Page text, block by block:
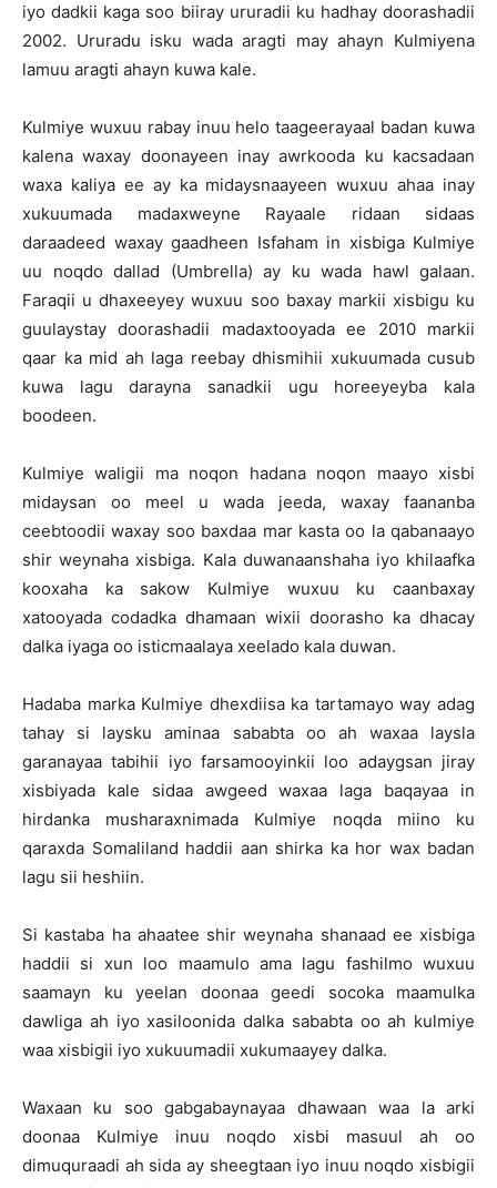
iyo dadkii kaga soo biiray ururadii ku hadhay doorashadii
2002. Ururadu isku wada aragti may ahayn Kulmiyena
lamuu aragti ahayn kuwa kale.
Kulmiye wuxuu rabay inuu helo taageerayaal badan kuwa
kalena waxay doonayeen inay awrkooda ku kacsadaan
waxa kaliya ee ay ka midaysnaayeen wuxuu ahaa inay
xukuumada madaxweyne Rayaale ridaan sidaas
daraadeed waxay gaadheen Isfaham in xisbiga Kulmiye
uu noqdo dallad (Umbrella) ay ku wada hawl galaan.
Faraqii u dhaxeeyey wuxuu soo baxay markii xisbigu ku
guulaystay doorashadii madaxtooyada ee 2010 markii
qaar ka mid ah laga reebay dhismihii xukuumada cusub
kuwa lagu darayna sanadkii ugu horeeyeyba kala
boodeen.
Kulmiye waligii ma noqon hadana noqon maayo xisbi
midaysan oo meel u wada jeeda, waxay faananba
ceebtoodii waxay soo baxdaa mar kasta oo la qabanaayo
shir weynaha xisbiga. Kala duwanaanshaha iyo khilaafka
kooxaha ka sakow Kulmiye wuxuu ku caanbaxay
xatooyada codadka dhamaan wixii doorasho ka dhacay
dalka iyaga oo isticmaalaya xeelado kala duwan.
Hadaba marka Kulmiye dhexdiisa ka tartamayo way adag
tahay si laysku aminaa sababta oo ah waxaa laysla
garanayaa tabihii iyo farsamooyinkii loo adaygsan jiray
xisbiyada kale sidaa awgeed waxaa laga baqayaa in
hirdanka musharaxnimada Kulmiye noqda miino ku
qaraxda Somaliland haddii aan shirka ka hor wax badan
lagu sii heshiin.
Si kastaba ha ahaatee shir weynaha shanaad ee xisbiga
haddii si xun loo maamulo ama lagu fashilmo wuxuu
saamayn ku yeelan doonaa geedi socoka maamulka
dawliga ah iyo xasiloonida dalka sababta oo ah kulmiye
waa xisbigii iyo xukuumadii xukumaayey dalka.
Waxaan ku soo gabgabaynayaa dhawaan waa la arki
doonaa Kulmiye inuu noqdo xisbi masuul ah oo
dimuquraadi ah sida ay sheegtaan iyo inuu noqdo xisbigii